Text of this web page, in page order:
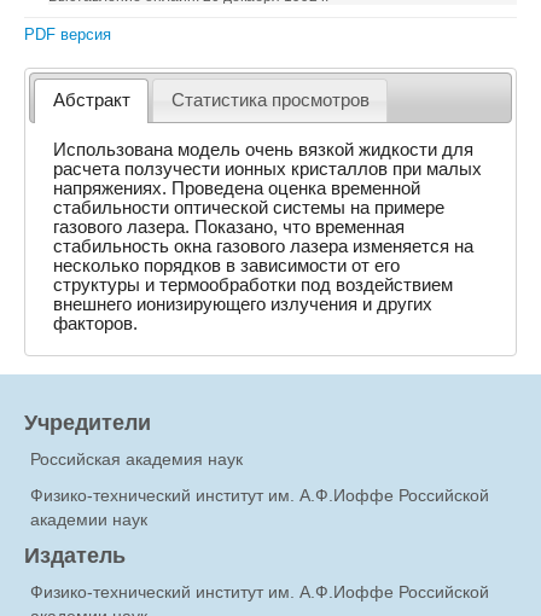
PDF версия
Абстракт Статистика просмотров
Использована модель очень вязкой жидкости для
расчета ползучести ионных кристаллов при малых
напряжениях. Проведена оценка временной
стабильности оптической системы на примере
газового лазера. Показано, что временная
стабильность окна газового лазера изменяется на
несколько порядков в зависимости от его
структуры и термообработки под воздействием
внешнего ионизирующего излучения и других
факторов.
Учредители
Российская академия наук
Физико-технический институт им. А.Ф.Иоффе Российской
академии наук
Издатель
Физико-технический институт им. А.Ф.Иоффе Российской